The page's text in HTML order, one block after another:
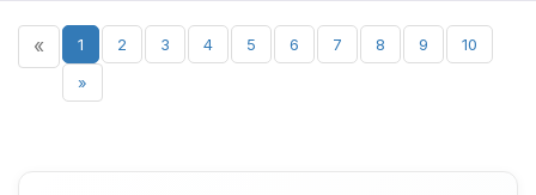
« 1 2 3 4 5 6 7 8 9
10
»